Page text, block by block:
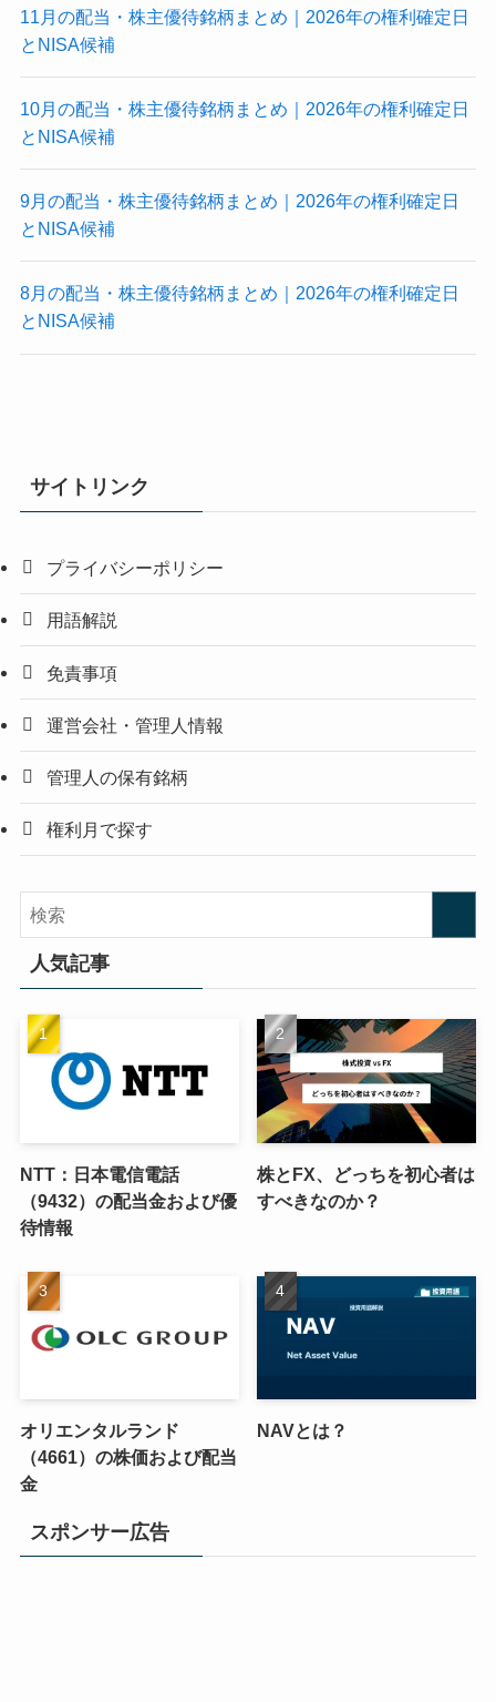
11月の配当・株主優待銘柄まとめ｜2026年の権利確定日
とNISA候補
10月の配当・株主優待銘柄まとめ｜2026年の権利確定日
とNISA候補
9月の配当・株主優待銘柄まとめ｜2026年の権利確定日
とNISA候補
8月の配当・株主優待銘柄まとめ｜2026年の権利確定日
とNISA候補
サイトリンク
プライバシーポリシー
用語解説
免責事項
運営会社・管理人情報
管理人の保有銘柄
権利月で探す
人気記事
NTT：日本電信電話
（9432）の配当金および優
待情報
株とFX、どっちを初心者は
すべきなのか？
オリエンタルランド
（4661）の株価および配当
金
NAVとは？
スポンサー広告